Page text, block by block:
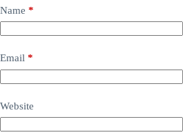
Name *
Email *
Website